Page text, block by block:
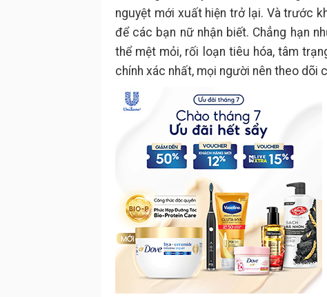
nguyệt mới xuất hiện trở lại. Và trước
để các bạn nữ nhận biết. Chẳng hạn
thể mệt mỏi, rối loạn tiêu hóa, tâm
chính xác nhất, mọi người nên theo dõi